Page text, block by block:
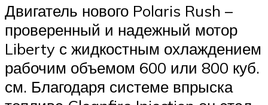
Двигатель нового Polaris Rush –
проверенный и надежный мотор
Liberty с жидкостным охлаждением
рабочим объемом 600 или 800 куб.
см. Благодаря системе впрыска